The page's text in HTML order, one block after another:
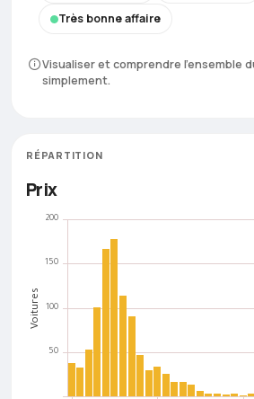
Très bonne affaire
Visualiser et comprendre l’ensemble
simplement.
RÉPARTITION
Prix